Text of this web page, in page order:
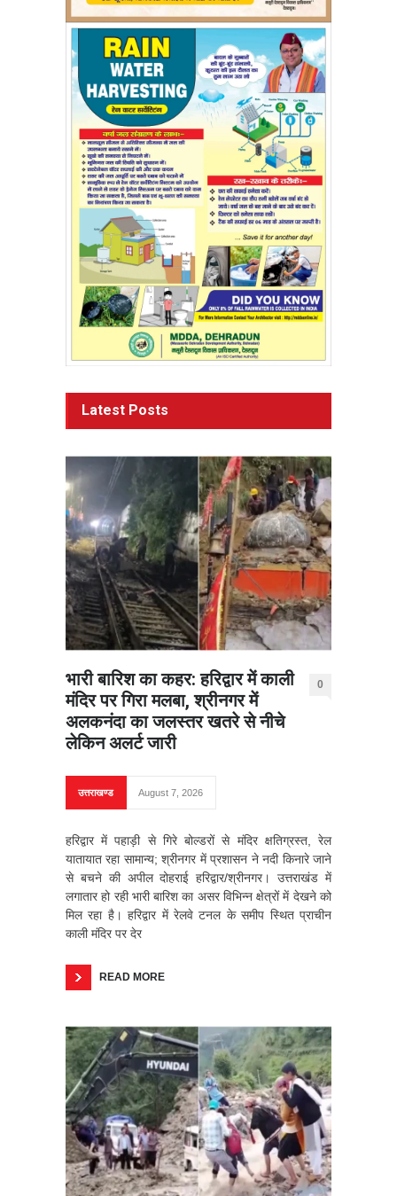
Latest Posts
भारी बारिश का कहर: हरिद्वार में काली
मंदिर पर गिरा मलबा, श्रीनगर में
अलकनंदा का जलस्तर खतरे से नीचे
लेकिन अलर्ट जारी
0
उत्तराखण्ड August 7, 2026
हरिद्वार में पहाड़ी से गिरे बोल्डरों से मंदिर क्षतिग्रस्त, रेल
यातायात रहा सामान्य; श्रीनगर में प्रशासन ने नदी किनारे जाने
से बचने की अपील दोहराई हरिद्वार/श्रीनगर। उत्तराखंड में
लगातार हो रही भारी बारिश का असर विभिन्न क्षेत्रों में देखने को
मिल रहा है। हरिद्वार में रेलवे टनल के समीप स्थित प्राचीन
काली मंदिर पर देर
READ MORE